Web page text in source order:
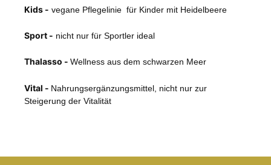
Kids - vegane Pflegelinie für Kinder mit Heidelbeere
Sport - nicht nur für Sportler ideal
Thalasso - Wellness aus dem schwarzen Meer
Vital - Nahrungsergänzungsmittel, nicht nur zur
Steigerung der Vitalität